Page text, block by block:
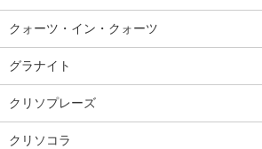
クォーツ・イン・クォーツ
グラナイト
クリソプレーズ
クリソコラ